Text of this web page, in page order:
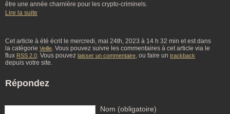
être une année charnière pour les crypto-criminels.
Lire la suite
Cet article à été écrit le mercredi, mai 24th, 2023 à 14 h 32 min et est dans
la catégorie Veille. Vous pouvez suivre les commentaires à cet article via le
flux RSS 2.0. Vous pouvez laisser un commentaire, ou faire un trackback
depuis votre site.
Répondez
Nom (obligatoire)